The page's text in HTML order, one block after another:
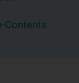
Contents